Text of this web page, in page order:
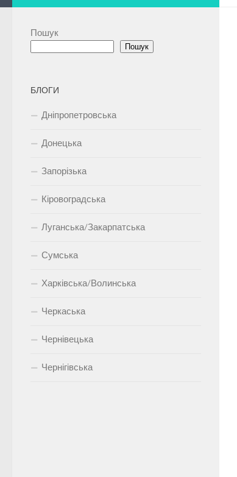
Пошук
Пошук
БЛОГИ
Дніпропетровська
Донецька
Запорізька
Кіровоградська
Луганська/Закарпатська
Сумська
Харківська/Волинська
Черкаська
Чернівецька
Чернігівська